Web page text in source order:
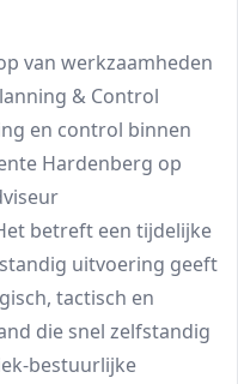
van werkzaamheden
& Control
en control binnen
Hardenberg op
betreft een tijdelijke
uitvoering geeft
tactisch en
die snel zelfstandig
bestuurlijke